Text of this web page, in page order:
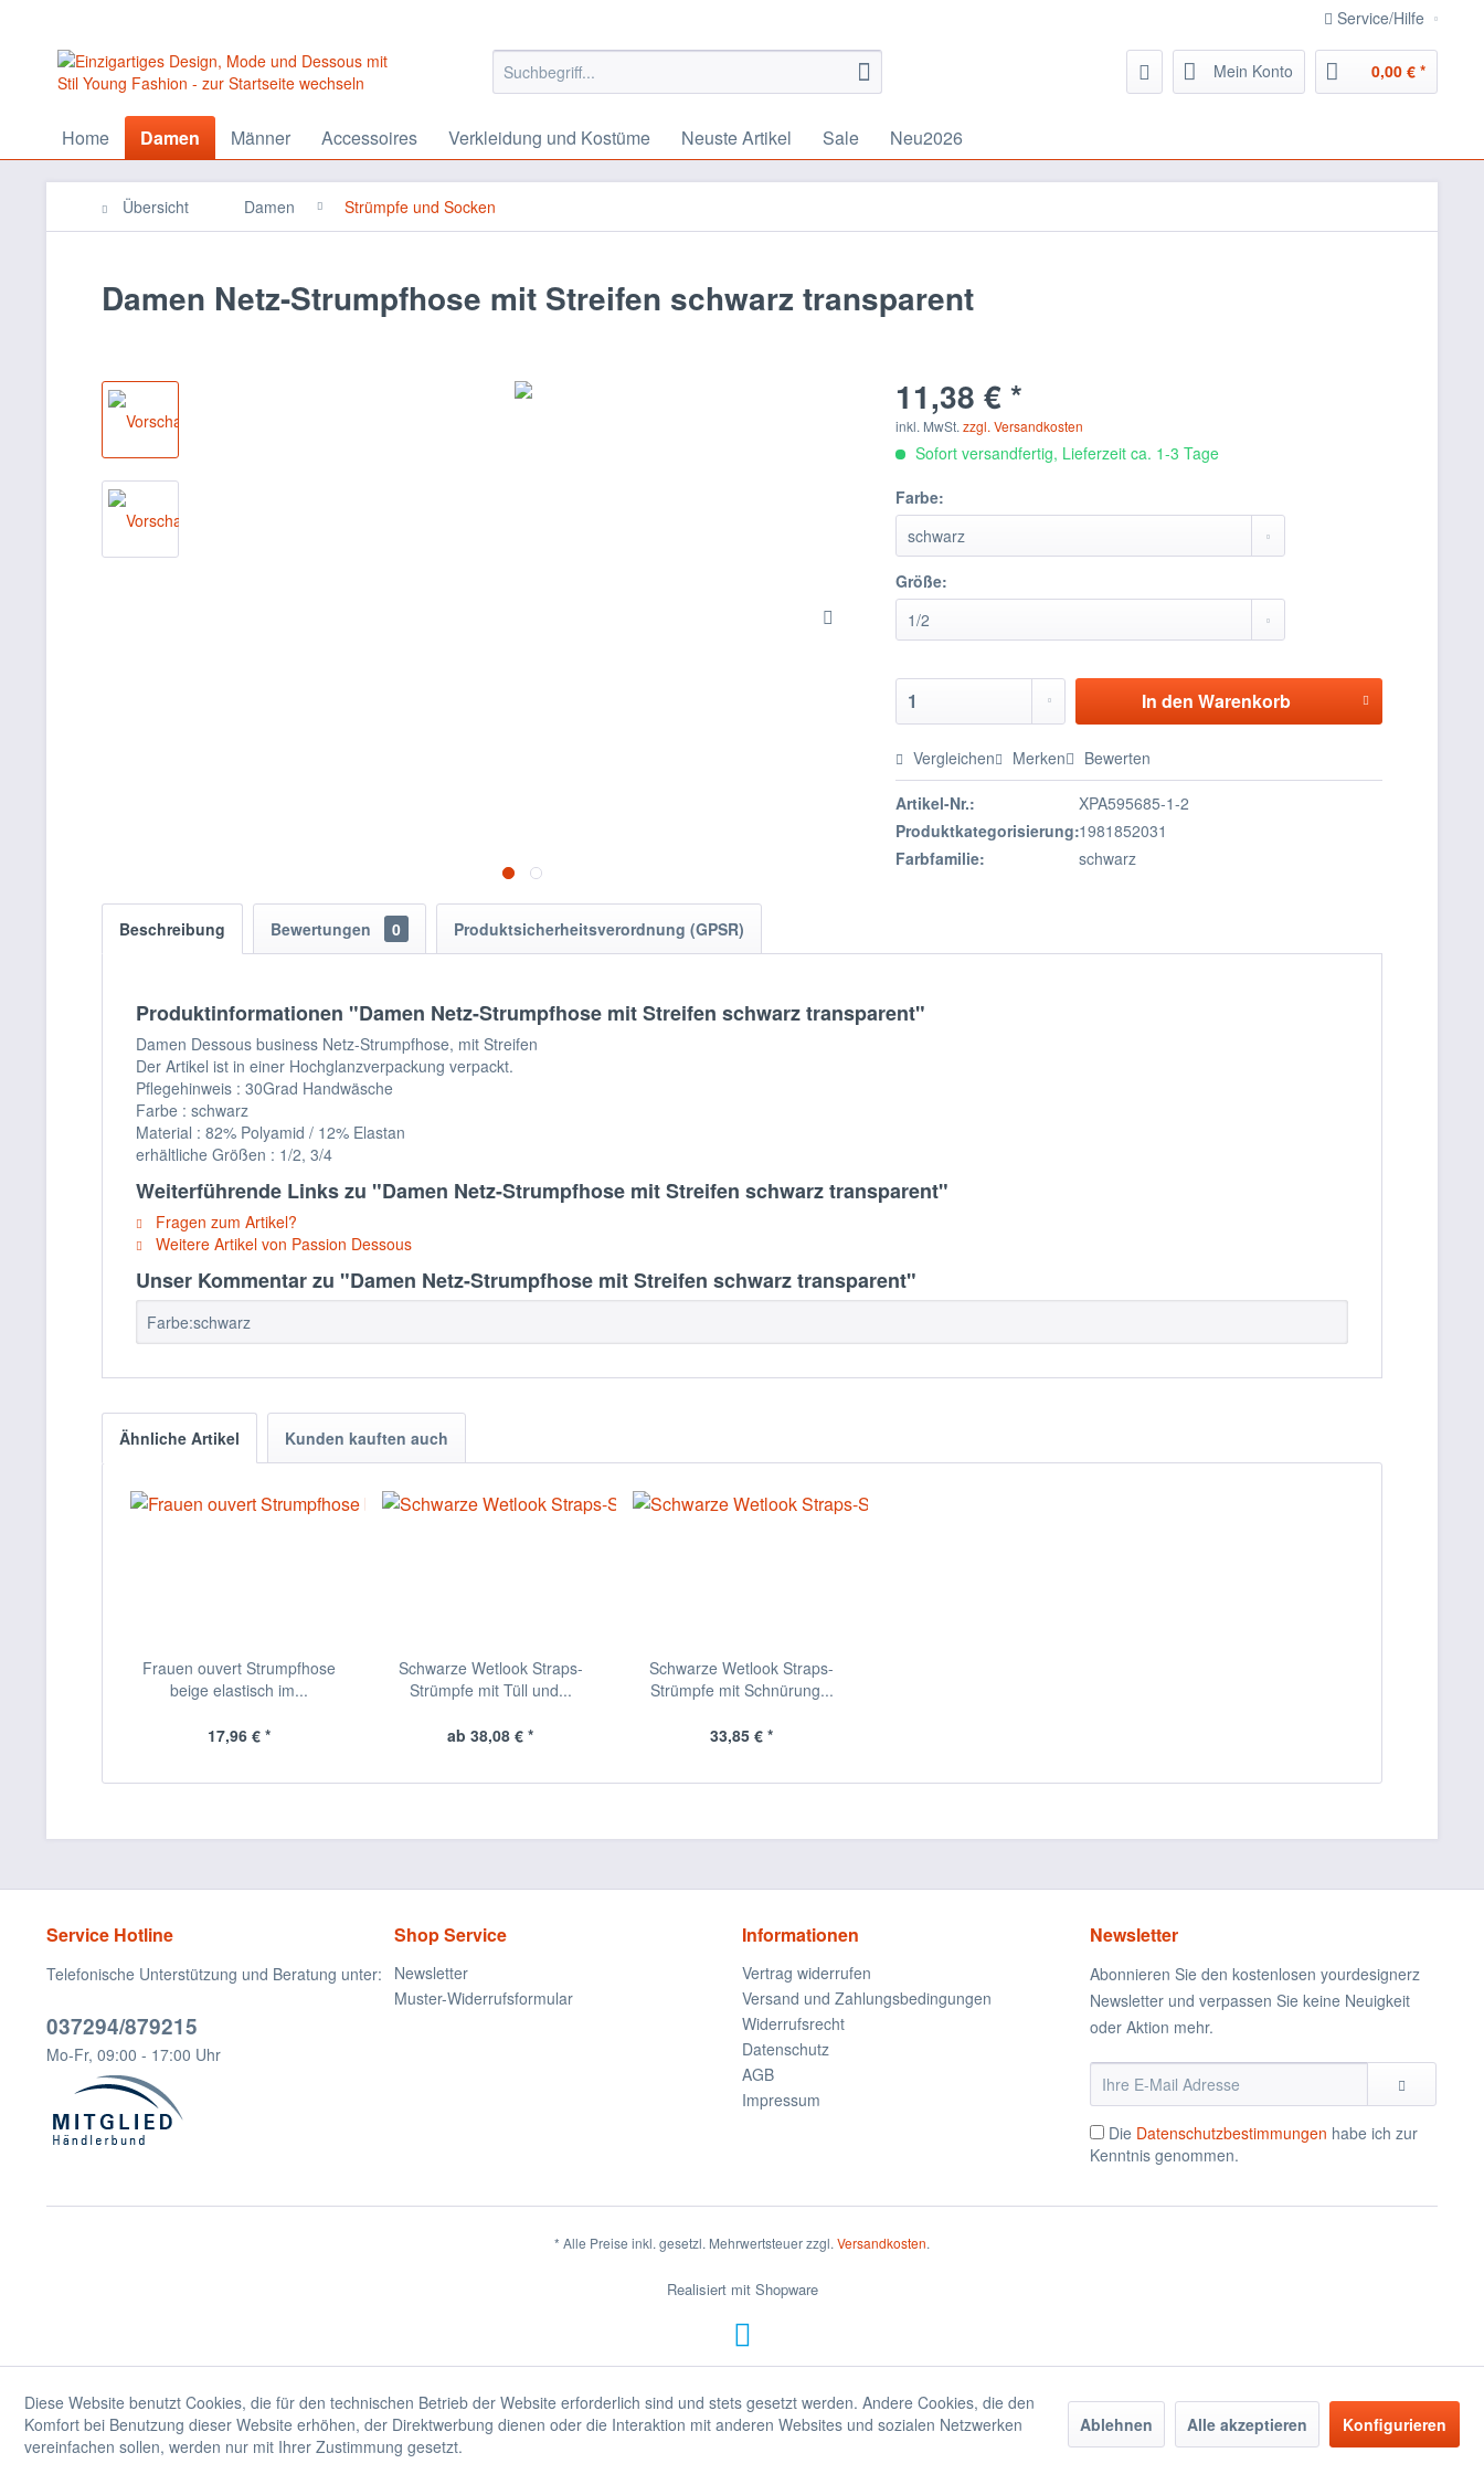
Service/Hilfe
Mein Konto 0,00 € *
Home Damen Männer Accessoires Verkleidung und Kostüme Neuste Artikel Sale Neu2026
Übersicht Damen Strümpfe und Socken
Damen Netz-Strumpfhose mit Streifen schwarz transparent
11,38 € *
inkl. MwSt.zzgl. Versandkosten
Sofort versandfertig, Lieferzeit ca. 1-3 Tage
Farbe:
Größe:
In den Warenkorb
Vergleichen Merken Bewerten
Artikel-Nr.:
XPA595685-1-2
Produktkategorisierung:1981852031
Farbfamilie:
schwarz
Beschreibung Bewertungen 0 Produktsicherheitsverordnung (GPSR)
Produktinformationen "Damen Netz-Strumpfhose mit Streifen schwarz transparent"
Damen Dessous business Netz-Strumpfhose, mit Streifen
Der Artikel ist in einer Hochglanzverpackung verpackt.
Pflegehinweis : 30Grad Handwäsche
Farbe : schwarz
Material : 82% Polyamid / 12% Elastan
erhältliche Größen : 1/2, 3/4
Weiterführende Links zu "Damen Netz-Strumpfhose mit Streifen schwarz transparent"
Fragen zum Artikel?
Weitere Artikel von Passion Dessous
Unser Kommentar zu "Damen Netz-Strumpfhose mit Streifen schwarz transparent"
Farbe:schwarz
Ähnliche Artikel Kunden kauften auch
Frauen ouvert Strumpfhose
beige elastisch im...
17,96 € *
Schwarze Wetlook Straps-
Strümpfe mit Tüll und...
ab 38,08 € *
Schwarze Wetlook Straps-
Strümpfe mit Schnürung...
33,85 € *
Service Hotline
Telefonische Unterstützung und Beratung unter:
037294/879215
Mo-Fr, 09:00 - 17:00 Uhr
Shop Service
Newsletter
Muster-Widerrufsformular
Informationen
Vertrag widerrufen
Versand und Zahlungsbedingungen
Widerrufsrecht
Datenschutz
AGB
Impressum
Newsletter
Abonnieren Sie den kostenlosen yourdesignerz
Newsletter und verpassen Sie keine Neuigkeit
oder Aktion mehr.
Die Datenschutzbestimmungen habe ich zur
Kenntnis genommen.
* Alle Preise inkl. gesetzl. Mehrwertsteuer zzgl. Versandkosten.
Realisiert mit Shopware
Diese Website benutzt Cookies, die für den technischen Betrieb der Website erforderlich sind und stets gesetzt werden. Andere Cookies, die den
Komfort bei Benutzung dieser Website erhöhen, der Direktwerbung dienen oder die Interaktion mit anderen Websites und sozialen Netzwerken
vereinfachen sollen, werden nur mit Ihrer Zustimmung gesetzt.
Ablehnen Alle akzeptieren Konfigurieren